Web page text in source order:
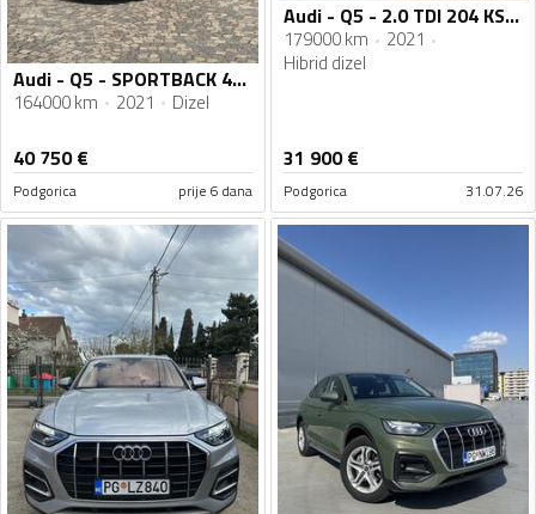
Audi - Q5 - SPORTBACK 40TDI 3xS-line Quattro 03/2022god.
164000 km 2021 Dizel
40 750€
Podgorica prije 6 dana
Audi - Q5 - 2.0 TDI 204 KS 4x4
179000 km
2021
Hibrid dizel
31 900€
Podgorica 31.07.26